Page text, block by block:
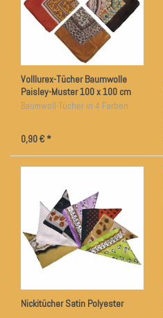
Volllurex-Tücher Baumwolle
Paisley-Muster 100 x 100 cm
Baumwoll-Tücher in 4 Farben
0,90 € *
Nickitücher Satin Polyester